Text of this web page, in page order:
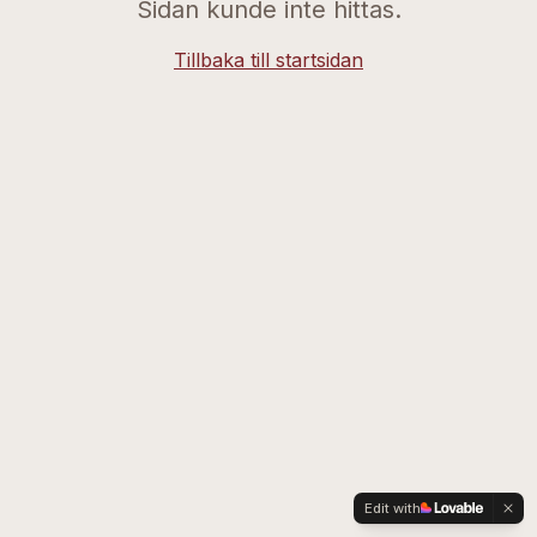
Sidan kunde inte hittas.
Tillbaka till startsidan
Edit with